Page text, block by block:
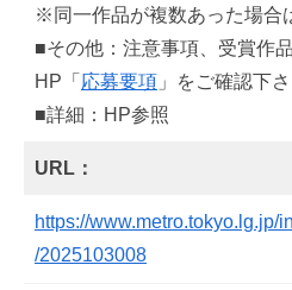
※同一作品が複数あった場合
■その他：注意事項、受賞作
HP「 応募要項 」をご確認下
■詳細：HP参照
URL：
https://www.metro.tokyo.lg.jp/
/2025103008